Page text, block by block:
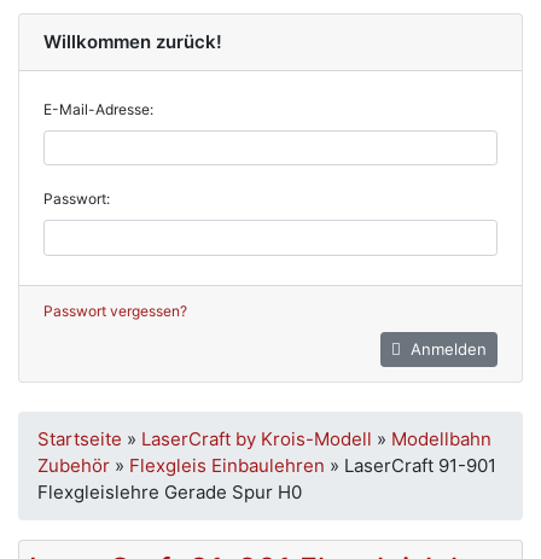
Willkommen zurück!
E-Mail-Adresse:
Passwort:
Passwort vergessen?
Anmelden
Startseite » LaserCraft by Krois-Modell » Modellbahn
Zubehör » Flexgleis Einbaulehren » LaserCraft 91-901
Flexgleislehre Gerade Spur H0